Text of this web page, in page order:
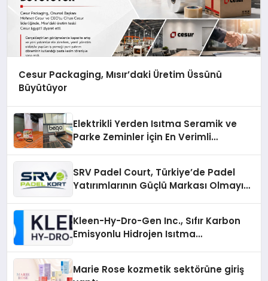
Cesur Packaging, Mısır’daki Üretim Üssünü
Büyütüyor
Elektrikli Yerden Isıtma Seramik ve
Parke Zeminler İçin En Verimli
SRV Padel Court, Türkiye’de Padel
Yatırımlarının Güçlü Markası Olmayı
Kleen-Hy-Dro-Gen Inc., Sıfır Karbon
Emisyonlu Hidrojen Isıtma
Marie Rose kozmetik sektörüne giriş